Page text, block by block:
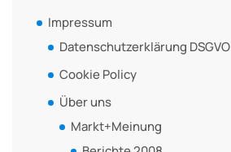
Impressum
Datenschutzerklärung DSGVO
Cookie Policy
Über uns
Markt+Meinung